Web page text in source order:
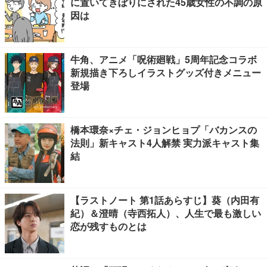
因は
牛角、アニメ「呪術廻戦」5周年記念コラボ
新規描き下ろしイラストグッズ付きメニュー
登場
橋本環奈×チェ・ジョンヒョプ「バカンスの
法則」新キャスト4人解禁 実力派キャスト集
結
【ラストノート 第1話あらすじ】葵（内田有
紀）＆澄晴（寺西拓人）、人生で最も激しい
恋が残すものとは